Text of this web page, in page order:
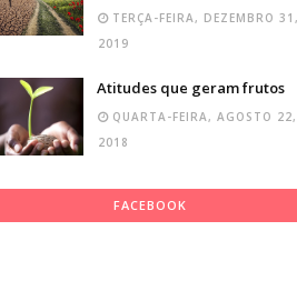
TERÇA-FEIRA, DEZEMBRO 31,
2019
Atitudes que geram frutos
QUARTA-FEIRA, AGOSTO 22,
2018
FACEBOOK